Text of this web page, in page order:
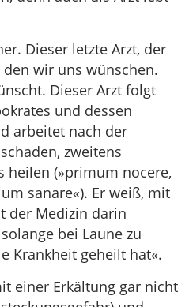
Dieser letzte Arzt, der
wir uns wünschen.
Dieser Arzt folgt
und dessen
arbeitet nach der
zweitens
heilen (»primum nocere,
sanare«). Er weiß, mit
der Medizin darin
bei Laune zu
Krankheit geheilt hat«.
einer Erkältung gar nicht